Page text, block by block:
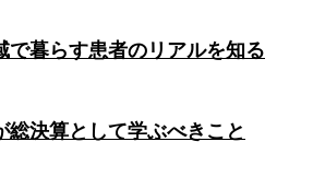
暮らす患者のリアルを知る
決算として学ぶべきこと